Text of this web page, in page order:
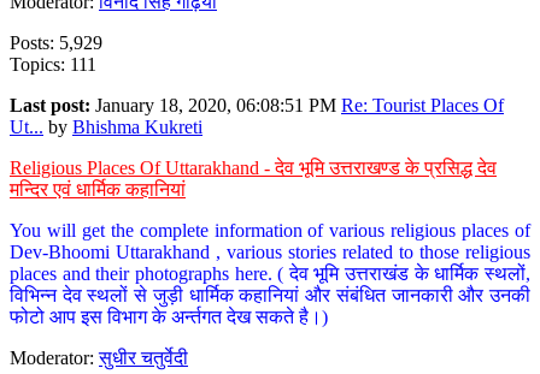
Posts: 5,929
Topics: 111
Last post: January 18, 2020, 06:08:51 PM Re: Tourist Places Of
Ut... by Bhishma Kukreti
Religious Places Of Uttarakhand - देव भूमि उत्तराखण्ड के प्रसिद्ध देव
मन्दिर एवं धार्मिक कहानियां
You will get the complete information of various religious places of
Dev-Bhoomi Uttarakhand , various stories related to those religious
places and their photographs here. ( देव भूमि उत्तराखंड के धार्मिक स्थलों,
विभिन्न देव स्थलों से जुड़ी धार्मिक कहानियां और संबंधित जानकारी और उनकी
फोटो आप इस विभाग के अर्न्तगत देख सकते है।)
Moderator:सुधीर चतुर्वेदी